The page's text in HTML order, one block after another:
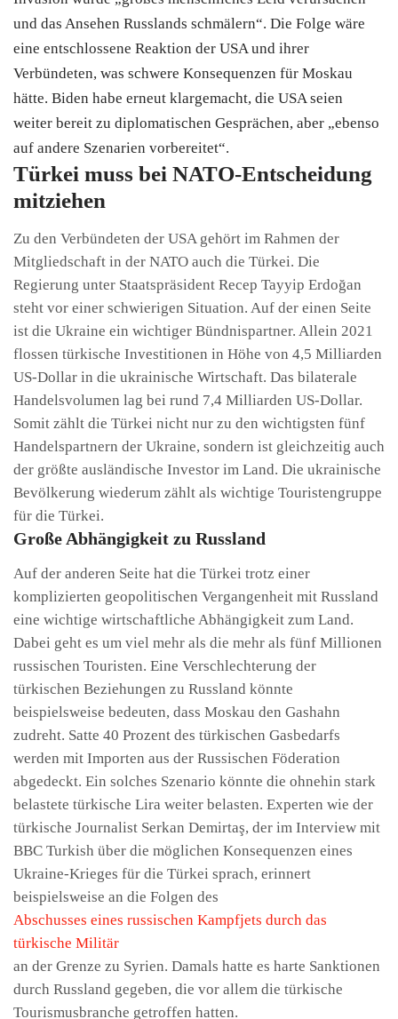
und das Ansehen Russlands schmälern“. Die Folge wäre
eine entschlossene Reaktion der USA und ihrer
Verbündeten, was schwere Konsequenzen für Moskau
hätte. Biden habe erneut klargemacht, die USA seien
weiter bereit zu diplomatischen Gesprächen, aber „ebenso
auf andere Szenarien vorbereitet“.
Türkei muss bei NATO-Entscheidung
mitziehen
Zu den Verbündeten der USA gehört im Rahmen der
Mitgliedschaft in der NATO auch die Türkei. Die
Regierung unter Staatspräsident Recep Tayyip Erdoğan
steht vor einer schwierigen Situation. Auf der einen Seite
ist die Ukraine ein wichtiger Bündnispartner. Allein 2021
flossen türkische Investitionen in Höhe von 4,5 Milliarden
US-Dollar in die ukrainische Wirtschaft. Das bilaterale
Handelsvolumen lag bei rund 7,4 Milliarden US-Dollar.
Somit zählt die Türkei nicht nur zu den wichtigsten fünf
Handelspartnern der Ukraine, sondern ist gleichzeitig auch
der größte ausländische Investor im Land. Die ukrainische
Bevölkerung wiederum zählt als wichtige Touristengruppe
für die Türkei.
Große Abhängigkeit zu Russland
Auf der anderen Seite hat die Türkei trotz einer
komplizierten geopolitischen Vergangenheit mit Russland
eine wichtige wirtschaftliche Abhängigkeit zum Land.
Dabei geht es um viel mehr als die mehr als fünf Millionen
russischen Touristen. Eine Verschlechterung der
türkischen Beziehungen zu Russland könnte
beispielsweise bedeuten, dass Moskau den Gashahn
zudreht. Satte 40 Prozent des türkischen Gasbedarfs
werden mit Importen aus der Russischen Föderation
abgedeckt. Ein solches Szenario könnte die ohnehin stark
belastete türkische Lira weiter belasten. Experten wie der
türkische Journalist Serkan Demirtaş, der im Interview mit
BBC Turkish über die möglichen Konsequenzen eines
Ukraine-Krieges für die Türkei sprach, erinnert
beispielsweise an die Folgen des
Abschusses eines russischen Kampfjets durch das
türkische Militär
an der Grenze zu Syrien. Damals hatte es harte Sanktionen
durch Russland gegeben, die vor allem die türkische
Tourismusbranche getroffen hatten.